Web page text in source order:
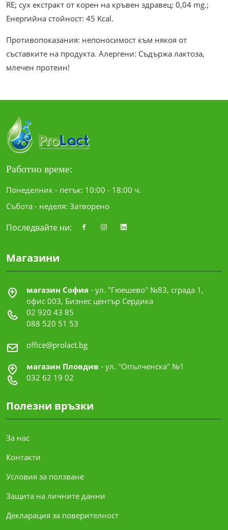
RE; сух екстракт от корен на кръвен здравец: 0,04 mg.;
Енергийна стойност: 45 Kcal.
Противопоказания: непоносимост към някоя от
съставките на продукта. Алергени: Съдържа лактоза,
млечен протеин!
Работно време:
Понеделник - петък: 10:00 - 18:00 ч.
Събота - неделя: Затворено
Последвайте ни:
Магазини
магазин София - ул. "Гюешево" №83, сграда 1,
офис 003, Бизнес център Сердика
02 920 43 85
088 520 51 53
office@prolact.bg
магазин Пловдив - ул. "Опълченска" №1
032 62 19 02
Полезни връзки
За нас
Контакти
Условия за ползване
Защита на личните данни
Декларация за поверителност